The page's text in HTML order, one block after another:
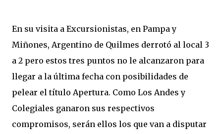
En su visita a Excursionistas, en Pampa y
Miñones, Argentino de Quilmes derrotó al local 3
a 2 pero estos tres puntos no le alcanzaron para
llegar a la última fecha con posibilidades de
pelear el título Apertura. Como Los Andes y
Colegiales ganaron sus respectivos
compromisos, serán ellos los que van a disputar